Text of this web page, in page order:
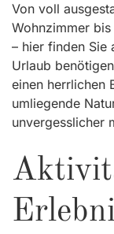
Von voll
Wohnzimmer
– hier finden Sie
Urlaub
einen herrlichen
umliegende
unvergesslicher